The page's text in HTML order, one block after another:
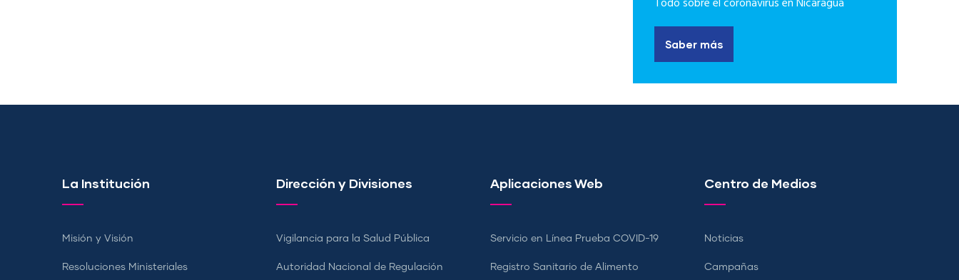
Saber más
La Institución
Misión y Visión
Resoluciones Ministeriales
Dirección y Divisiones
Vigilancia para la Salud Pública
Autoridad Nacional de Regulación
Aplicaciones Web
Servicio en Línea Prueba COVID-19
Registro Sanitario de Alimento
Centro de Medios
Noticias
Campañas